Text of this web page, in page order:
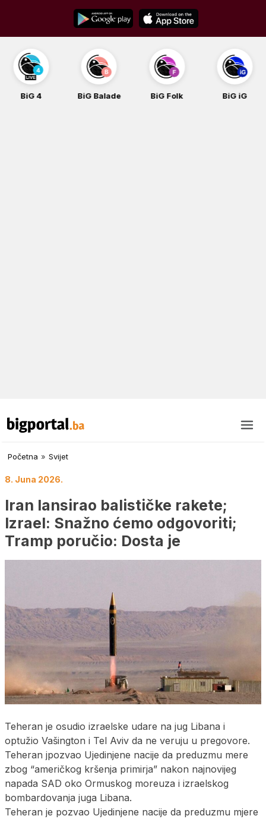
content
BiG 4 BiG Balade BiG Folk BiG iG
Početna » Svijet
8. Juna 2026.
Iran lansirao balističke rakete;
Izrael: Snažno ćemo odgovoriti;
Tramp poručio: Dosta je
Teheran je osudio izraelske udare na jug Libana i
optužio Vašington i Tel Aviv da ne veruju u pregovore.
Teheran jpozvao Ujedinjene nacije da preduzmu mere
zbog “američkog kršenja primirja” nakon najnovijeg
napada SAD oko Ormuskog moreuza i izraelskog
bombardovanja juga Libana.
Teheran je pozvao Ujedinjene nacije da preduzmu mjere